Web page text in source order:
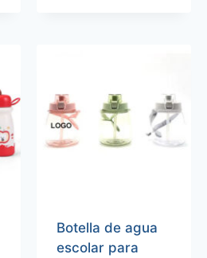
Botella de agua
escolar para